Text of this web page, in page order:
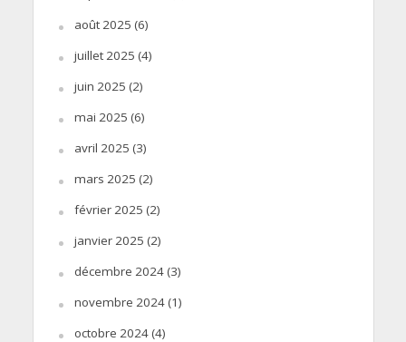
août 2025 (6)
juillet 2025 (4)
juin 2025 (2)
mai 2025 (6)
avril 2025 (3)
mars 2025 (2)
février 2025 (2)
janvier 2025 (2)
décembre 2024(3)
novembre 2024(1)
octobre 2024(4)